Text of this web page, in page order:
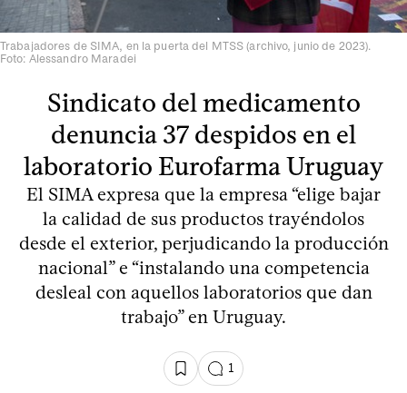
Trabajadores de SIMA, en la puerta del MTSS (archivo, junio de 2023).
Foto: Alessandro Maradei
Sindicato del medicamento
denuncia 37 despidos en el
laboratorio Eurofarma Uruguay
El SIMA expresa que la empresa “elige bajar
la calidad de sus productos trayéndolos
desde el exterior, perjudicando la producción
nacional” e “instalando una competencia
desleal con aquellos laboratorios que dan
trabajo” en Uruguay.
1